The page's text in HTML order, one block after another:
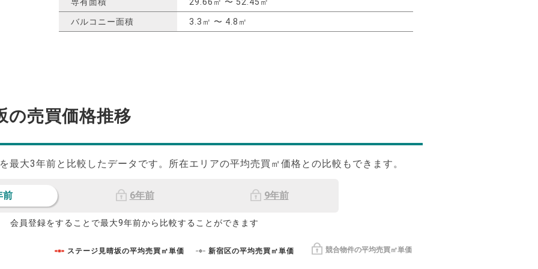
バルコニー面積 3.3㎡ 〜 4.8㎡
の売買価格推移
最大3年前と比較したデータです。所在エリアの平均売買㎡価格との比較もできます。
前 6年前 9年前
会員登録をすることで最大9年前から比較することができます
競合物件の平均売買㎡単価
ステージ見晴坂の平均売買㎡単価 新宿区の平均売買㎡単価